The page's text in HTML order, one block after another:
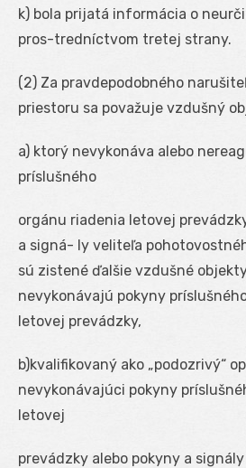
k) bola prijatá informácia o
pros-tredníctvom tretej strany.
(2) Za pravdepodobného
priestoru sa považuje vzdušný
a) ktorý nevykonáva alebo
príslušného
orgánu riadenia letovej
a signá- ly veliteľa
sú zistené ďalšie vzdušné
nevykonávajú pokyny
letovej prevádzky,
b)kvalifikovaný ako „podozrivý“
nevykonávajúci pokyny
letovej
prevádzky alebo pokyny a